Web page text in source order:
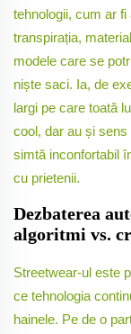
tehnologii, cum ar
transpirația,
modele care se
niște saci. Ia, de
largi pe care toată
cool, dar au și
simtă inconfortabil
cu prietenii.
Dezbaterea
algoritmi vs.
Streetwear-ul este
ce tehnologia
hainele. Pe de o